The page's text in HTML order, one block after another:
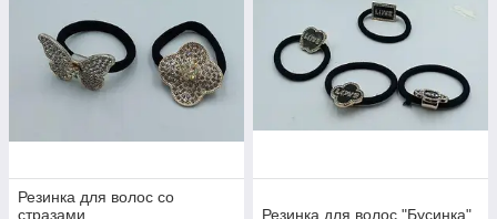
Резинка для волос со
стразами
Резинка для волос "Бусинка"